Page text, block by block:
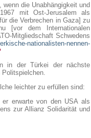
wenn die Unabhängigkeit und
mit Ost-Jerusalem als
die Verbrechen in Gaza] zu
[vor dem Internationalen
Mitgliedschaft Schwedens
nationalisten-nennen-
in der Türkei der nächste
Politspielchen.
leichter zu erfüllen sind:
er erwarte von den USA als
zur Allianz Solidarität und